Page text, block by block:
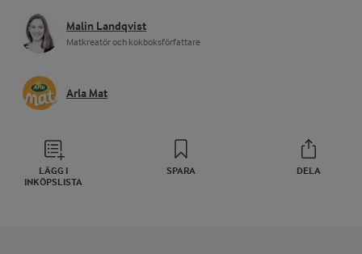
Malin Landqvist
Matkreatör och kokboksförfattare
Arla Mat
LÄGG I
INKÖPSLISTA
SPARA DELA